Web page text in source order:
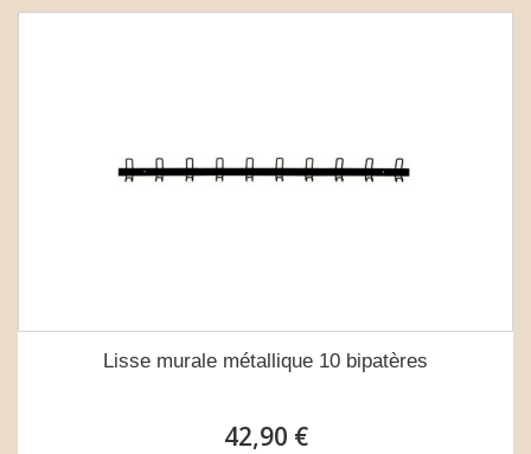
Lisse murale métallique 10 bipatères
42,90 €